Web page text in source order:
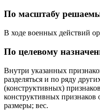
По масштабу
В ходе военных действий
По целевому
Внутри указанных
разделяться и по ряду
(конструктивных)
конструктивных признаков
размеры; вес.